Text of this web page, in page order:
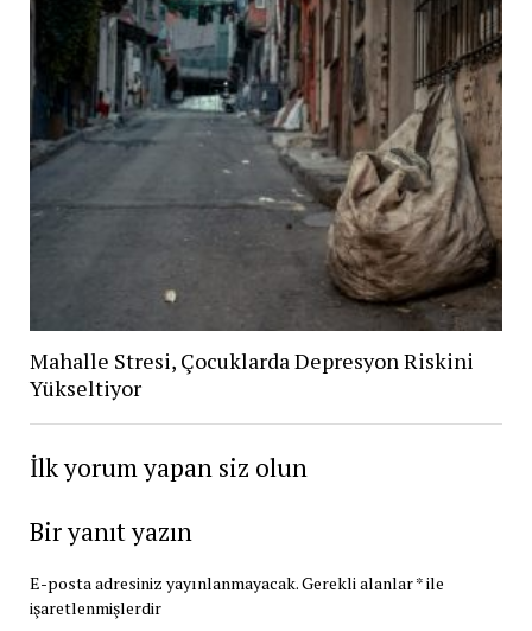
Mahalle Stresi, Çocuklarda Depresyon Riskini
Yükseltiyor
İlk yorum yapan siz olun
Bir yanıt yazın
E-posta adresiniz yayınlanmayacak.Gerekli alanlar*ile
işaretlenmişlerdir